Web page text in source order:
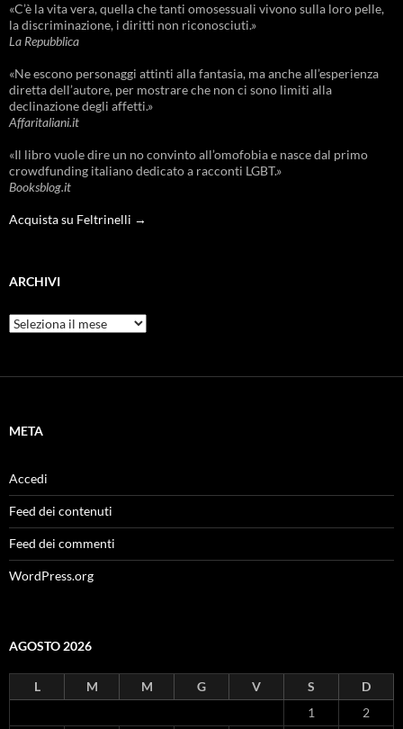
«C’è la vita vera, quella che tanti omosessuali vivono sulla loro pelle,
la discriminazione, i diritti non riconosciuti.»
La Repubblica
«Ne escono personaggi attinti alla fantasia, ma anche all’esperienza
diretta dell’autore, per mostrare che non ci sono limiti alla
declinazione degli affetti.»
Affaritaliani.it
«Il libro vuole dire un no convinto all’omofobia e nasce dal primo
crowdfunding italiano dedicato a racconti LGBT.»
Booksblog.it
Acquista su Feltrinelli →
ARCHIVI
Archivi
META
Accedi
Feed dei contenuti
Feed dei commenti
WordPress.org
AGOSTO 2026
L M M G V S
D
1
2